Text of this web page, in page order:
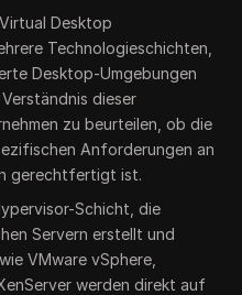
Desktop
Technologieschichten,
Desktop-Umgebungen
dieser
zu beurteilen, ob die
Anforderungen an
gerechtfertigt ist.
Schicht, die
Servern erstellt und
VMware vSphere,
werden direkt auf